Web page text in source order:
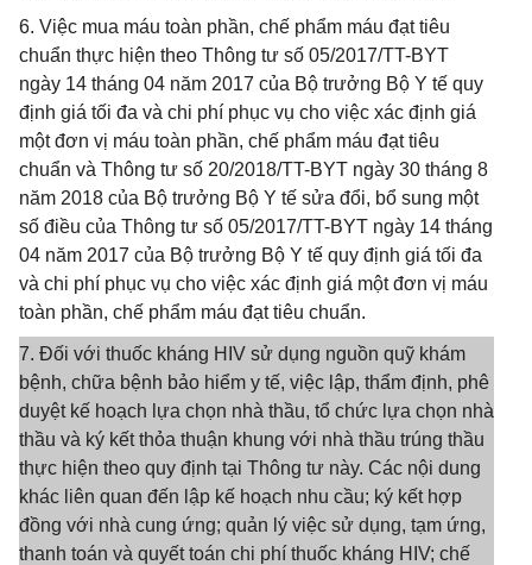
6. Việc mua máu toàn phần, chế phẩm máu đạt tiêu
chuẩn thực hiện theo Thông tư số 05/2017/TT-BYT
ngày 14 tháng 04 năm 2017 của Bộ trưởng Bộ Y tế quy
định giá tối đa và chi phí phục vụ cho việc xác định giá
một đơn vị máu toàn phần, chế phẩm máu đạt tiêu
chuẩn và Thông tư số 20/2018/TT-BYT ngày 30 tháng 8
năm 2018 của Bộ trưởng Bộ Y tế sửa đổi, bổ sung một
số điều của Thông tư số 05/2017/TT-BYT ngày 14 tháng
04 năm 2017 của Bộ trưởng Bộ Y tế quy định giá tối đa
và chi phí phục vụ cho việc xác định giá một đơn vị máu
toàn phần, chế phẩm máu đạt tiêu chuẩn.
7. Đối với thuốc kháng HIV sử dụng nguồn quỹ khám
bệnh, chữa bệnh bảo hiểm y tế, việc lập, thẩm định, phê
duyệt kế hoạch lựa chọn nhà thầu, tổ chức lựa chọn nhà
thầu và ký kết thỏa thuận khung với nhà thầu trúng thầu
thực hiện theo quy định tại Thông tư này. Các nội dung
khác liên quan đến lập kế hoạch nhu cầu; ký kết hợp
đồng với nhà cung ứng; quản lý việc sử dụng, tạm ứng,
thanh toán và quyết toán chi phí thuốc kháng HIV; chế